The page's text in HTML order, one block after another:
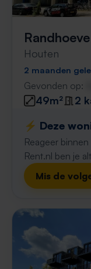
Randhoeve
Houten
2 maanden
Gevonden op:
49m²
2
⚡️ Deze
Reageer
Rent.nl ben je
Mis de